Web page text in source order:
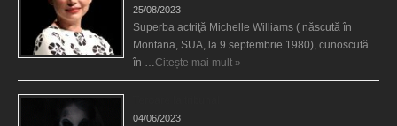
25/08/2023
Superba actriţă Michelle Williams ( născută în
Montana, SUA, la 9 septembrie 1980), cunoscută
în …Citește mai mult »
04/06/2023